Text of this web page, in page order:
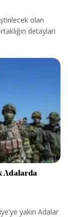
olan
detayları
Adalarda
yakın Adalar